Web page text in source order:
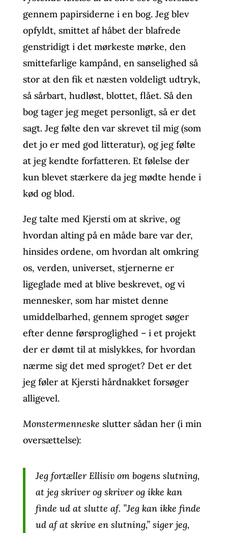
gennem papirsiderne i en bog. Jeg blev
opfyldt, smittet af håbet der blafrede
genstridigt i det mørkeste mørke, den
smittefarlige kampånd, en sanselighed så
stor at den fik et næsten voldeligt udtryk,
så sårbart, hudløst, blottet, flået. Så den
bog tager jeg meget personligt, så er det
sagt. Jeg følte den var skrevet til mig (som
det jo er med god litteratur), og jeg følte
at jeg kendte forfatteren. Et følelse der
kun blevet stærkere da jeg mødte hende i
kød og blod.
Jeg talte med Kjersti om at skrive, og
hvordan alting på en måde bare var der,
hinsides ordene, om hvordan alt omkring
os, verden, universet, stjernerne er
ligeglade med at blive beskrevet, og vi
mennesker, som har mistet denne
umiddelbarhed, gennem sproget søger
efter denne førsproglighed – i et projekt
der er dømt til at mislykkes, for hvordan
nærme sig det med sproget? Det er det
jeg føler at Kjersti hårdnakket forsøger
alligevel.
Monstermenneske slutter sådan her (i min
oversættelse):
Jeg fortæller Ellisiv om bogens slutning,
at jeg skriver og skriver og ikke kan
finde ud at slutte af. ”Jeg kan ikke finde
ud af at skrive en slutning,” siger jeg,